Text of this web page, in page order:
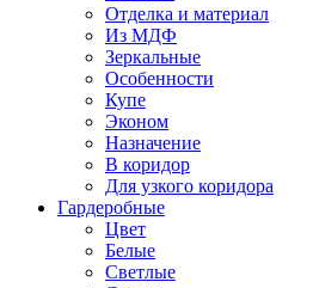
Отделка и материал
Из МДФ
Зеркальные
Особенности
Купе
Эконом
Назначение
В коридор
Для узкого коридора
Гардеробные
Цвет
Белые
Светлые